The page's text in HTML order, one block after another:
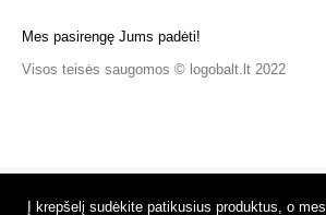
Mes pasirengę Jums padėti!
Visos teisės saugomos © logobalt.lt 2022
Į krepšelį sudėkite patikusius produktus, o mes